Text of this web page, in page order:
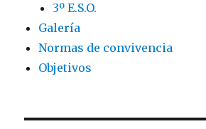
3º E.S.O.
Galería
Normas de convivencia
Objetivos